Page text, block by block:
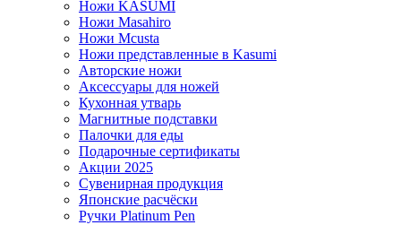
Ножи KASUMI
Ножи Masahiro
Ножи Mcusta
Ножи представленные в Kasumi
Авторские ножи
Аксессуары для ножей
Кухонная утварь
Магнитные подставки
Палочки для еды
Подарочные сертификаты
Акции 2025
Сувенирная продукция
Японские расчёски
Ручки Platinum Pen